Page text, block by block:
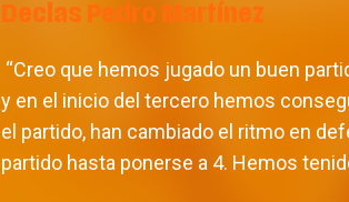
Declas Pedro Martínez
“Creo que hemos jugado un buen
y en el inicio del tercero hemos
el partido, han cambiado el ritmo en
partido hasta ponerse a 4. Hemos